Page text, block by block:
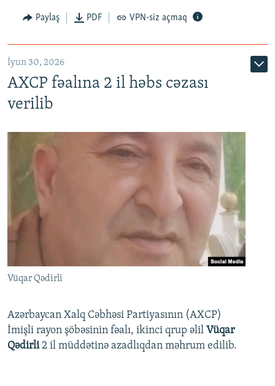
Paylaş PDF VPN-siz açmaq
İyun 30, 2026
AXCP fəalına 2 il həbs cəzası
verilib
Vüqar Qədirli
Azərbaycan Xalq Cəbhəsi Partiyasının (AXCP)
İmişli rayon şöbəsinin fəalı, ikinci qrup əlil Vüqar
Qədirli2 il müddətinə azadlıqdan məhrum edilib.